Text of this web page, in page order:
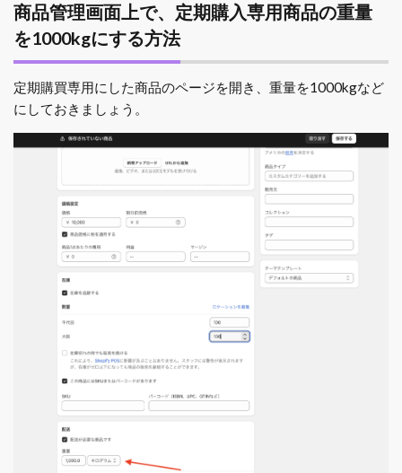
商品管理画面上で、定期購入専用商品の重量
を1000kgにする方法
定期購買専用にした商品のページを開き、重量を1000kgなど
にしておきましょう。